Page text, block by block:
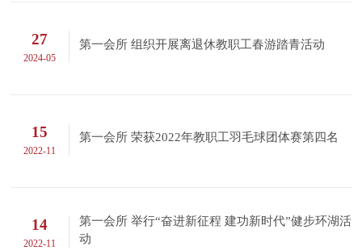
27
2024-05
第一会所 组织开展离退休教职工春游踏青活动
15
2022-11
第一会所 荣获2022年教职工羽毛球团体赛第四名
14
2022-11
第一会所 举行“奋进新征程 建功新时代”健步环湖活
动